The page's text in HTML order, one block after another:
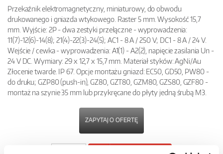
Przekaźnik elektromagnetyczny, miniaturowy, do obwodu
drukowanego i gniazda wtykowego. Raster 5 mm. Wysokość 15,7
mm. Wyjście: 2P - dwa zestyki przełączne - wyprowadzenia:
11(7)-12(6)-14(8); 21(4)-22(3)-24(5); AC1 - 8 A / 250 V; DC1 - 8 A / 24 V.
Wejście / cewka - wyprowadzenia: A1(1) - A2(2), napięcie zasilania Un -
24 V DC. Wymiary: 29 x 12,7 x 15,7 mm. Materiał styków: AgNi/Au
Złocenie twarde. IP 67. Opcje montażu gniazd: EC50, GD50, PW80 -
do druku; GZP80 (push-in), GZ80, GZT80, GZM80, GZS80, GZF80 -
montaż na szynie 35 mm lub przykręcane do płyty jedną śrubą M3.
ZAPYTAJ O OFERTĘ